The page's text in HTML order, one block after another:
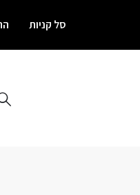
סל קניות